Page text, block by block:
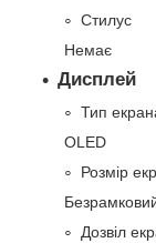
Стилус
Немає
Дисплей
Тип
OLED
Розмір
Дозвіл